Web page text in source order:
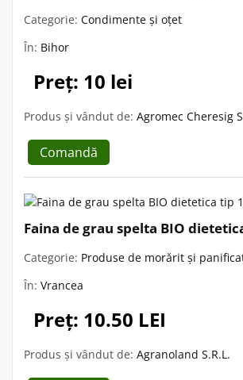
Categorie: Condimente și oțet
În: Bihor
Preț: 10 lei
Produs și vândut de: Agromec Cheresig
Comandă
Faina de grau spelta BIO
Categorie: Produse de morărit și
În: Vrancea
Preț: 10.50 LEI
Produs și vândut de: Agranoland S.R.L.